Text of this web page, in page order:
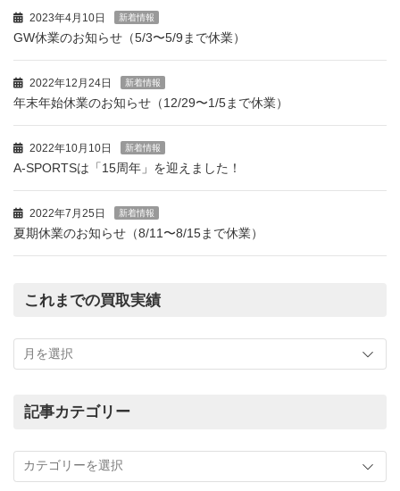
2023年4月10日 新着情報
GW休業のお知らせ（5/3〜5/9まで休業）
2022年12月24日 新着情報
年末年始休業のお知らせ（12/29〜1/5まで休業）
2022年10月10日 新着情報
A-SPORTSは「15周年」を迎えました！
2022年7月25日 新着情報
夏期休業のお知らせ（8/11〜8/15まで休業）
これまでの買取実績
ま
の
績
記事カテゴリー
カ